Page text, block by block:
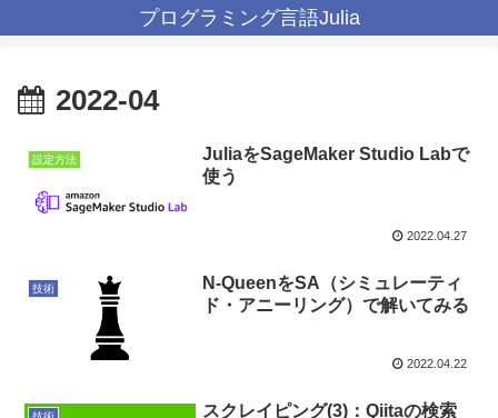
プログラミング言語Julia
2022-04
設定方法
JuliaをSageMaker Studio Labで
使う
2022.04.27
技術
N-QueenをSA（シミュレーティ
ド・アニーリング）で解いてみる
2022.04.22
スクレイピング(3)：Qiitaの検索